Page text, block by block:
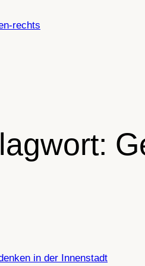
rechts